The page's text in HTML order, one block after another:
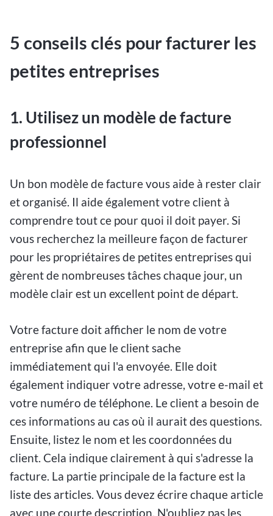
5 conseils clés pour facturer les
petites entreprises
1. Utilisez un modèle de facture
professionnel
Un bon modèle de facture vous aide à rester clair
et organisé. Il aide également votre client à
comprendre tout ce pour quoi il doit payer. Si
vous recherchez la meilleure façon de facturer
pour les propriétaires de petites entreprises qui
gèrent de nombreuses tâches chaque jour, un
modèle clair est un excellent point de départ.
Votre facture doit afficher le nom de votre
entreprise afin que le client sache
immédiatement qui l'a envoyée. Elle doit
également indiquer votre adresse, votre e-mail et
votre numéro de téléphone. Le client a besoin de
ces informations au cas où il aurait des questions.
Ensuite, listez le nom et les coordonnées du
client. Cela indique clairement à qui s'adresse la
facture. La partie principale de la facture est la
liste des articles. Vous devez écrire chaque article
avec une courte description. N'oubliez pas les